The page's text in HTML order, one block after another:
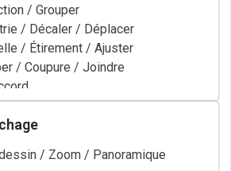
/ Grouper
/ Décaler / Déplacer
/ Étirement / Ajuster
/ Coupure / Joindre
Polyligne / Texte / Hachure
/ Zoom / Panoramique